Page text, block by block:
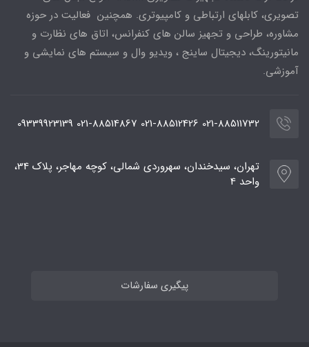
تصویری، کابلهای ارتباطی و کامپیوتری. همچنین فعالیت در حوزه
مشاوره، طراحی و تجهیز سالن های کنفرانس، اتاق های نظارت و
مانیتورینگ، دیجیتال ساینج ، ویدیو وال و سیستم های نمایشی و
آموزشی.
021-88511732 021-88512426 021-88514867 09339923139
تهران، سیدخندان، سهروردی شمالی، کوچه مهاجر، پلاک 34،
واحد 4
پیگیری سفارشات